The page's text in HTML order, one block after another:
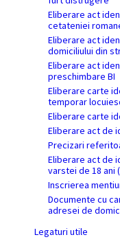
Eliberare act
cetateniei
Eliberare act
domiciliului din
Eliberare act
preschimbare BI
Eliberare carte
temporar
Eliberare carte
Eliberare act de
Precizari
Eliberare act de
varstei de 18 ani
Inscrierea
Documente cu
adresei de
Legaturi utile